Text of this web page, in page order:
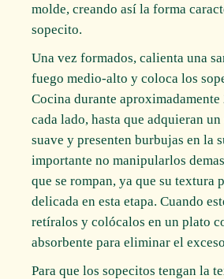
molde, creando así la forma
sopecito.
Una vez formados, calienta una
fuego medio-alto y coloca los
Cocina durante
cada lado, hasta que adquieran
suave y presenten burbujas en la
importante no manipularlos
que se rompan, ya que su textura
delicada en esta etapa. Cuando
retíralos y colócalos en un plato
absorbente para eliminar el
Para que los sopecitos tengan la